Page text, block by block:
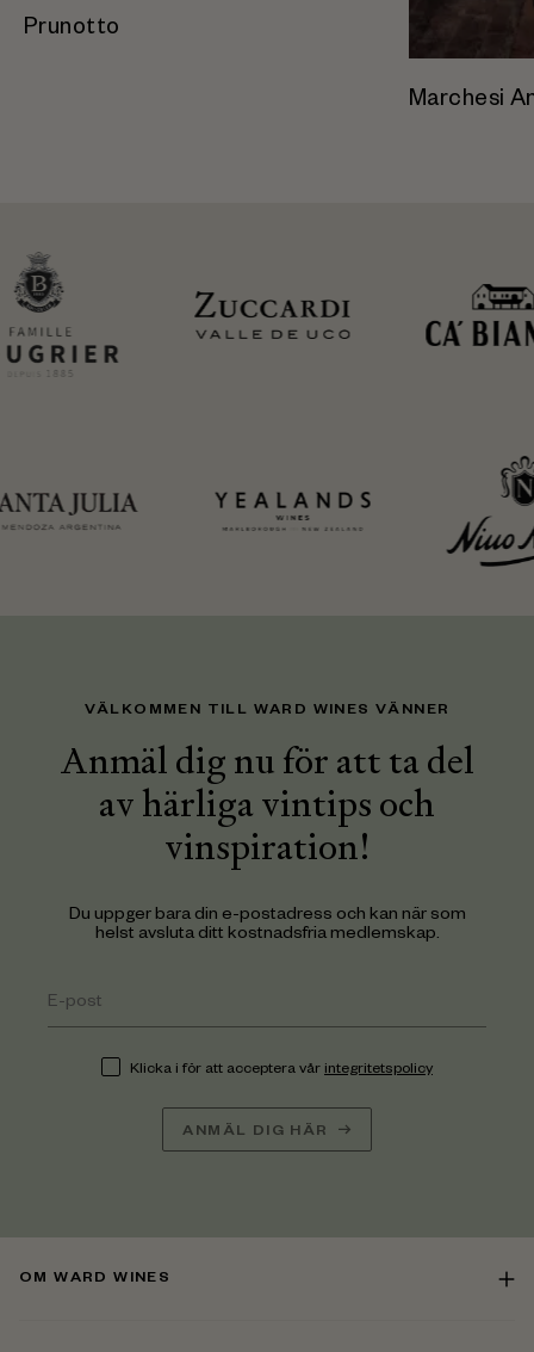
Prunotto
Marchesi
VÄLKOMMEN TILL WARD WINES VÄNNER
Anmäl dig nu för att ta del
av härliga vintips och
vinspiration!
Du uppger bara din e-postadress och kan när som
helst avsluta ditt kostnadsfria medlemskap.
Klicka i för att acceptera vår integritetspolicy
ANMÄL DIG HÄR
OM WARD WINES